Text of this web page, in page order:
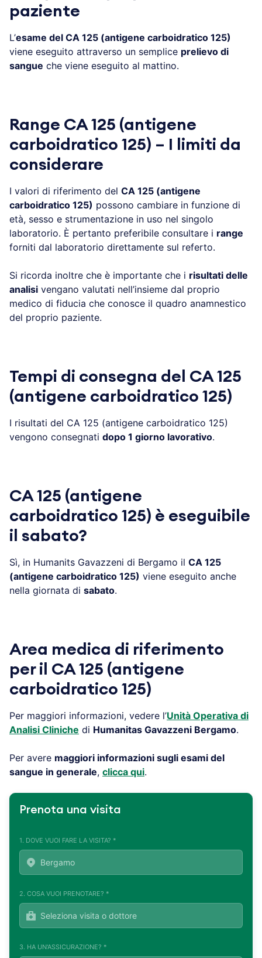
paziente
L’esame del CA 125 (antigene carboidratico 125)
viene eseguito attraverso un semplice prelievo di
sangue che viene eseguito al mattino.
Range CA 125 (antigene
carboidratico 125) – I limiti da
considerare
I valori di riferimento del CA 125 (antigene
carboidratico 125) possono cambiare in funzione di
età, sesso e strumentazione in uso nel singolo
laboratorio. È pertanto preferibile consultare i range
forniti dal laboratorio direttamente sul referto.
Si ricorda inoltre che è importante che i risultati delle
analisi vengano valutati nell’insieme dal proprio
medico di fiducia che conosce il quadro anamnestico
del proprio paziente.
Tempi di consegna del CA 125
(antigene carboidratico 125)
I risultati del CA 125 (antigene carboidratico 125)
vengono consegnati dopo 1 giorno lavorativo.
CA 125 (antigene
carboidratico 125) è eseguibile
il sabato?
Sì, in Humanits Gavazzeni di Bergamo il CA 125
(antigene carboidratico 125) viene eseguito anche
nella giornata di sabato.
Area medica di riferimento
per il CA 125 (antigene
carboidratico 125)
Per maggiori informazioni, vedere l’Unità Operativa di
Analisi Cliniche di Humanitas Gavazzeni Bergamo.
Per avere maggiori informazioni sugli esami del
sangue in generale, clicca qui.
Prenota una visita
1. DOVE VUOI FARE LA VISITA? *
2. COSA VUOI PRENOTARE? *
3. HA UN'ASSICURAZIONE? *